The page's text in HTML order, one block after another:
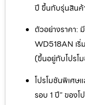
ปี ขึ้นกับรุ่นสินค้
ตัวอย่างราคา:
WD518AN เริ่
(ขึ้นอยู่กับโปรโ
โปรโมชันพิเศษ
รอบ 1 ปี” ของโ